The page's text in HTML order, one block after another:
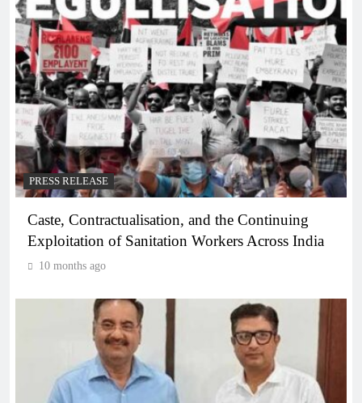
PRESS RELEASE
Caste, Contractualisation, and the Continuing
Exploitation of Sanitation Workers Across India
10 months ago